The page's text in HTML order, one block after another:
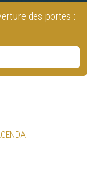
des portes :